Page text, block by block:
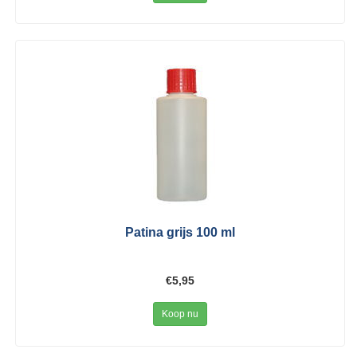
Patina grijs 100 ml
€5,95
Koop nu